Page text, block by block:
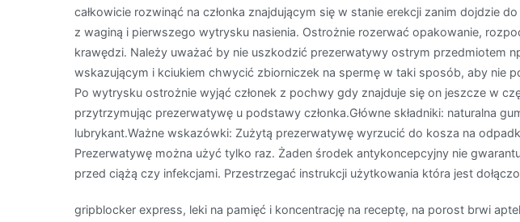
całkowicie rozwinąć na członka znajdującym się w stanie erekcji zanim dojdzie
z waginą i pierwszego wytrysku nasienia. Ostrożnie rozerwać opakowanie,
krawędzi. Należy uważać by nie uszkodzić prezerwatywy ostrym przedmiotem
wskazującym i kciukiem chwycić zbiorniczek na spermę w taki sposób, aby nie
Po wytrysku ostrożnie wyjąć członek z pochwy gdy znajduje się on jeszcze w
przytrzymując prezerwatywę u podstawy członka.Główne składniki: naturalna
lubrykant.Ważne wskazówki: Zużytą prezerwatywę wyrzucić do kosza na
Prezerwatywę można użyć tylko raz. Żaden środek antykoncepcyjny nie
przed ciążą czy infekcjami. Przestrzegać instrukcji użytkowania która jest
gripblocker express, leki na pamięć i koncentrację na receptę, na porost brwi